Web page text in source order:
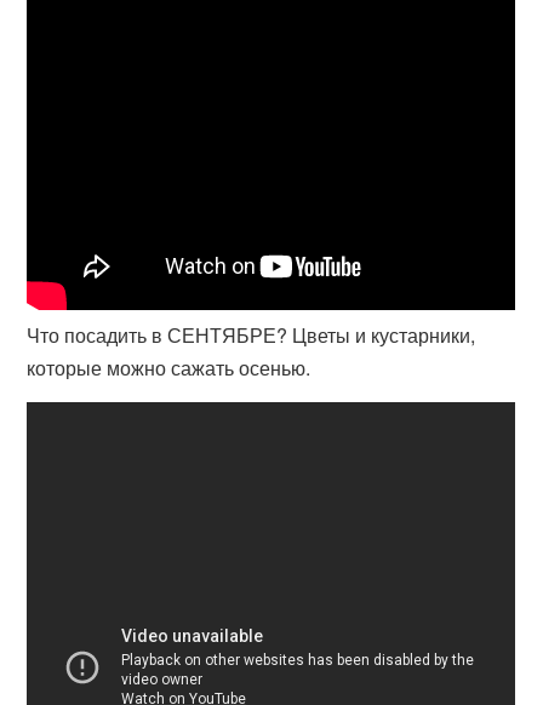
Что посадить в СЕНТЯБРЕ? Цветы и кустарники,
которые можно сажать осенью.